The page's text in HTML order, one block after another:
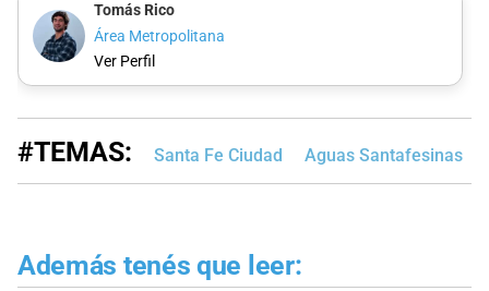
Tomás Rico
Área Metropolitana
Ver Perfil
#TEMAS: Santa Fe Ciudad Aguas Santafesinas
Además tenés que leer: